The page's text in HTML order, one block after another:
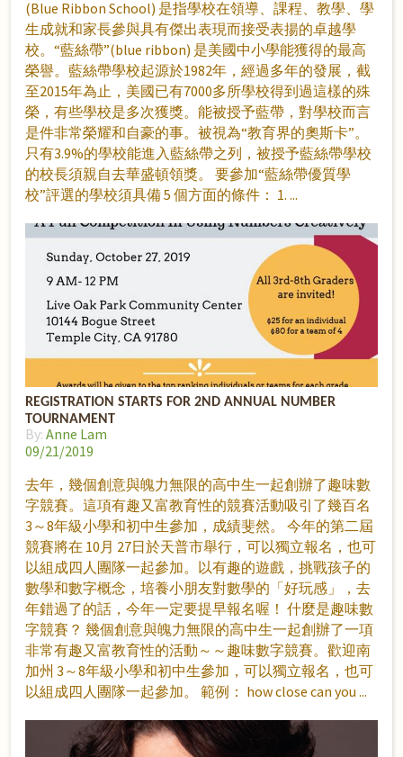
(Blue Ribbon School) 是指學校在領導、課程、教學、學
生成就和家長參與具有傑出表現而接受表揚的卓越學
校。“藍絲帶”(blue ribbon) 是美國中小學能獲得的最高
榮譽。藍絲帶學校起源於1982年，經過多年的發展，截
至2015年為止，美國已有7000多所學校得到過這樣的殊
榮，有些學校是多次獲獎。能被授予藍帶，對學校而言
是件非常榮耀和自豪的事。被視為“教育界的奧斯卡”。
只有3.9%的學校能進入藍絲帶之列，被授予藍絲帶學校
的校長須親自去華盛頓領獎。 要參加“藍絲帶優質學
校”評選的學校須具備 5 個方面的條件： 1.
REGISTRATION STARTS FOR 2ND ANNUAL NUMBER
TOURNAMENT
By: Anne Lam
09/21/2019
去年，幾個創意與魄力無限的高中生一起創辦了趣味數
字競賽。這項有趣又富教育性的競賽活動吸引了幾百名
3～8年級小學和初中生參加，成績斐然。 今年的第二屆
競賽將在 10月 27日於天普市舉行，可以獨立報名，也可
以組成四人團隊一起參加。以有趣的遊戲，挑戰孩子的
數學和數字概念，培養小朋友對數學的「好玩感」，去
年錯過了的話，今年一定要提早報名喔！ 什麼是趣味數
字競賽？ 幾個創意與魄力無限的高中生一起創辦了一項
非常有趣又富教育性的活動～～趣味數字競賽。歡迎南
加州 3～8年級小學和初中生參加，可以獨立報名，也可
以組成四人團隊一起參加。 範例： how close can you